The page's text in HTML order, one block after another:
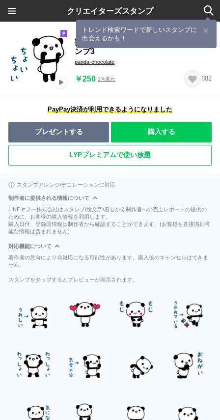
クリエイターズスタンプ
トレンド検索ワードで新しいスタンプに
出会えるかも！
割と激しめに動くよ!パンダの日常スタ
ンプ3
panda-chocolate
￥250 1%還元 682
PayPay決済が利用できるようになりました
プレゼントする 購入する
LYPプレミアムで使い放題
スタンプアレンジ/デコレーションに対応
制作者に提供される情報について
LINEヤフー株式会社はスタンプ/絵文字/着せかえ制作者への売上レポートの提供の
ために、お客様の購入情報を利用します。
購入日付、登録国情報は制作者から確認することができます。(お客様を直接識別可
能な情報は含まれません)
対応機能について
著作者の意向により非対応になる可能性があります。購入後のキャンセルはできま
せん。
スタンプをタップするとプレビューが表示されます。